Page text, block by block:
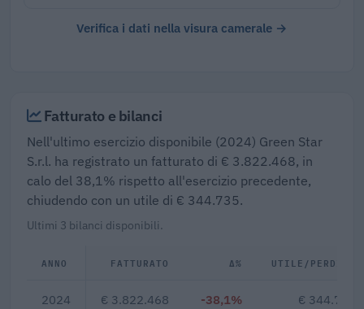
Verifica i dati nella visura camerale →
Fatturato e bilanci
Nell'ultimo esercizio disponibile (2024) Green Star
S.r.l. ha registrato un fatturato di € 3.822.468, in
calo del 38,1% rispetto all'esercizio precedente,
chiudendo con un utile di € 344.735.
Ultimi 3 bilanci disponibili.
ANNO FATTURATO Δ% UTILE/PERDITA
2024 € 3.822.468 -38,1% € 344.735